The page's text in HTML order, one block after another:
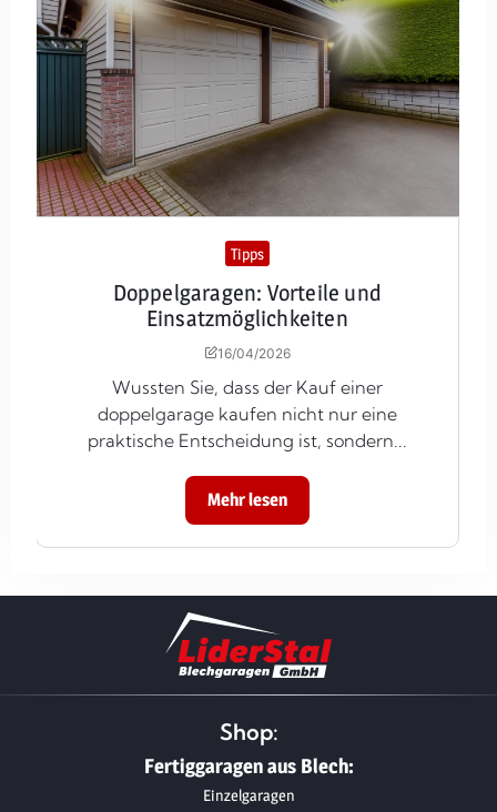
Tipps
Doppelgaragen: Vorteile und
Einsatzmöglichkeiten
16/04/2026
Wussten Sie, dass der Kauf einer
doppelgarage kaufen nicht nur eine
praktische Entscheidung ist, sondern...
Mehr lesen
Shop:
Fertiggaragen aus Blech:
Einzelgaragen